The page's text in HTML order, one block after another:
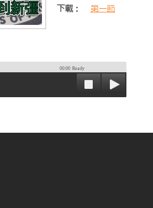
下載： 第一節
00:00 Ready